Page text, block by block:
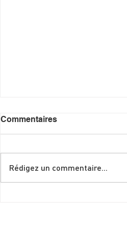
Commentaires
Rédigez un commentaire...